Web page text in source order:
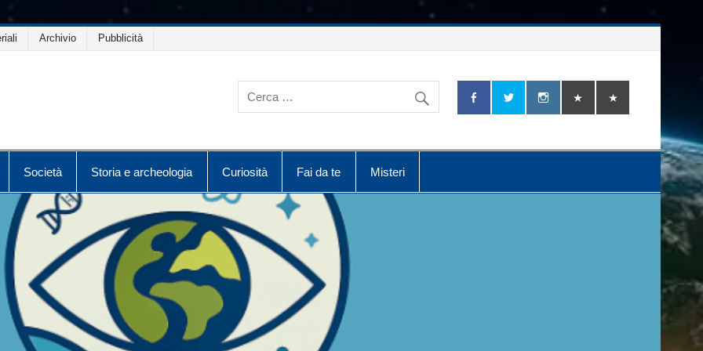
Archivio Pubblicità
Società Storia e archeologia Curiosità Fai da te Misteri